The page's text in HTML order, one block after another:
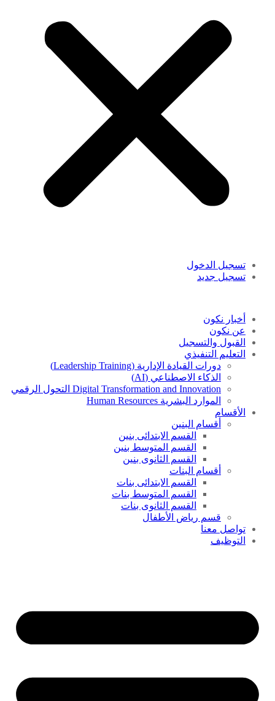
تسجيل الدخول
تسجيل جديد
أخبار نكون
عن نكون
القبول والتسجيل
التعليم التنفيذي
دورات القيادة الإدارية (Leadership Training)
الذكاء الاصطناعي (AI)
Digital Transformation and Innovation التحول الرقمي
الموارد البشرية Human Resources
الأقسام
أقسام البنين
القسم الابتدائى بنين
القسم المتوسط بنين
القسم الثانوى بنين
أقسام البنات
القسم الابتدائى بنات
القسم المتوسط بنات
القسم الثانوى بنات
قسم رياض الأطفال
تواصل معنا
التوظيف